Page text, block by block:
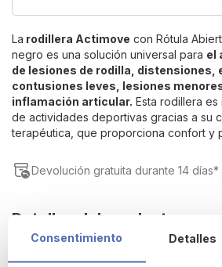
of
images
gallery
La rodillera Actimove con Rótula
negro es una solución universal para el
de lesiones de rodilla, distensiones,
contusiones leves, lesiones
inflamación articular. Esta rodillera
de actividades deportivas gracias a su
terapéutica, que proporciona confort y
Devolución gratuita durante 14 días*
Detalles del producto
Consentimiento Detalles